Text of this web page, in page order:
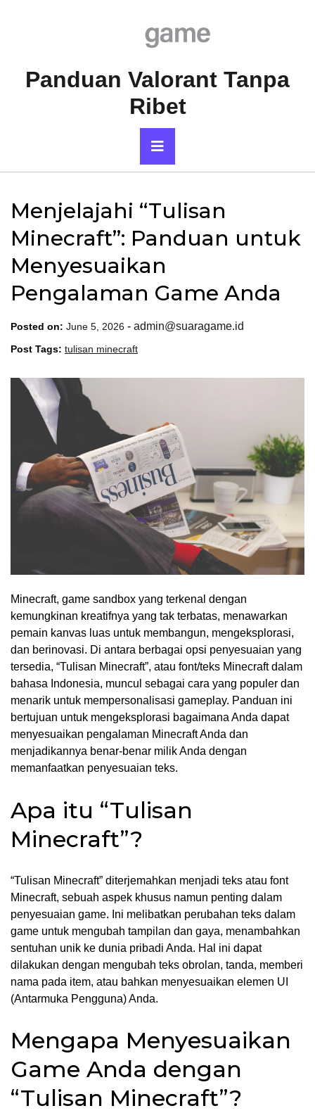
Panduan Valorant Tanpa
Ribet
Primary
Menu
Menjelajahi “Tulisan
Minecraft”: Panduan untuk
Menyesuaikan
Pengalaman Game Anda
Posted on: June 5, 2026 - admin@suaragame.id
Post Tags: tulisan minecraft
Minecraft, game sandbox yang terkenal dengan
kemungkinan kreatifnya yang tak terbatas, menawarkan
pemain kanvas luas untuk membangun, mengeksplorasi,
dan berinovasi. Di antara berbagai opsi penyesuaian yang
tersedia, “Tulisan Minecraft”, atau font/teks Minecraft dalam
bahasa Indonesia, muncul sebagai cara yang populer dan
menarik untuk mempersonalisasi gameplay. Panduan ini
bertujuan untuk mengeksplorasi bagaimana Anda dapat
menyesuaikan pengalaman Minecraft Anda dan
menjadikannya benar-benar milik Anda dengan
memanfaatkan penyesuaian teks.
Apa itu “Tulisan
Minecraft”?
“Tulisan Minecraft” diterjemahkan menjadi teks atau font
Minecraft, sebuah aspek khusus namun penting dalam
penyesuaian game. Ini melibatkan perubahan teks dalam
game untuk mengubah tampilan dan gaya, menambahkan
sentuhan unik ke dunia pribadi Anda. Hal ini dapat
dilakukan dengan mengubah teks obrolan, tanda, memberi
nama pada item, atau bahkan menyesuaikan elemen UI
(Antarmuka Pengguna) Anda.
Mengapa Menyesuaikan
Game Anda dengan
“Tulisan Minecraft”?